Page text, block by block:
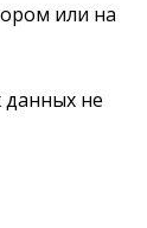
или на
данных не